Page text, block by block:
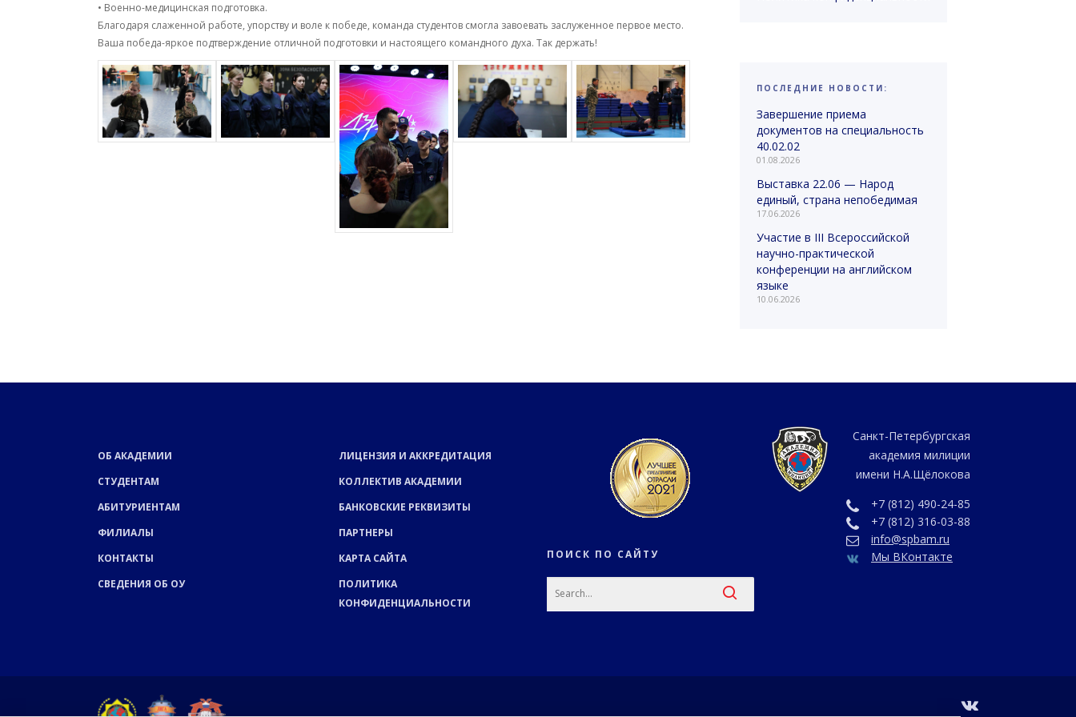
• Военно-медицинская подготовка.
Благодаря слаженной работе, упорству и воле к победе, команда студентов смогла завоевать заслуженное первое место.
Ваша победа-яркое подтверждение отличной подготовки и настоящего командного духа. Так держать!
ПОСЛЕДНИЕ НОВОСТИ:
Завершение приема
документов на специальность
40.02.02
01.08.2026
Выставка 22.06 — Народ
единый, страна непобедимая
17.06.2026
Участие в III Всероссийской
научно-практической
конференции на английском
языке
10.06.2026
ОБ АКАДЕМИИ
СТУДЕНТАМ
АБИТУРИЕНТАМ
ФИЛИАЛЫ
КОНТАКТЫ
СВЕДЕНИЯ ОБ ОУ
ЛИЦЕНЗИЯ И АККРЕДИТАЦИЯ
КОЛЛЕКТИВ АКАДЕМИИ
БАНКОВСКИЕ РЕКВИЗИТЫ
ПАРТНЕРЫ
КАРТА САЙТА
ПОЛИТИКА
КОНФИДЕНЦИАЛЬНОСТИ
ПОИСК ПО САЙТУ
Санкт-Петербургская
академия милиции
имени Н.А.Щёлокова
+7 (812) 490-24-85
+7 (812) 316-03-88
info@spbam.ru
Мы ВКонтакте
vk